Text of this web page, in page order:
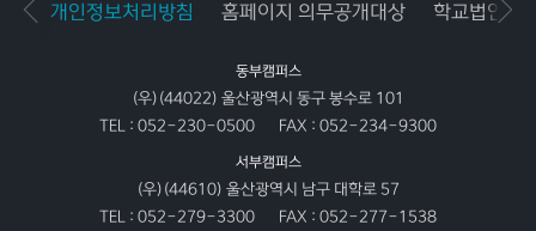
동부캠퍼스
(우)(44022) 울산광역시 동구 봉수로 101
TEL : 052-230-0500 FAX : 052-234-9300
서부캠퍼스
(우)(44610) 울산광역시 남구 대학로 57
TEL : 052-279-3300 FAX : 052-277-1538
개인정보처리방침 홈페이지 의무공개대상 학교법인공